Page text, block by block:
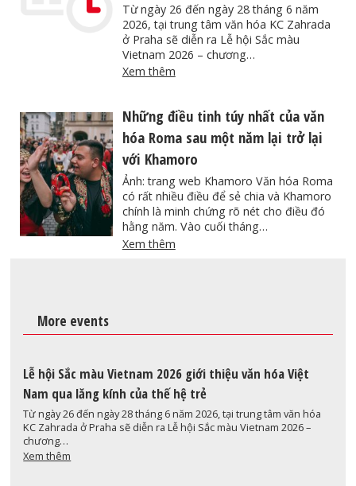
Từ ngày 26 đến ngày 28 tháng 6 năm
2026, tại trung tâm văn hóa KC Zahrada
ở Praha sẽ diễn ra Lễ hội Sắc màu
Vietnam 2026 – chương…
Xem thêm
Những điều tinh túy nhất của văn
hóa Roma sau một năm lại trở lại
với Khamoro
Ảnh: trang web Khamoro Văn hóa Roma
có rất nhiều điều để sẻ chia và Khamoro
chính là minh chứng rõ nét cho điều đó
hằng năm. Vào cuối tháng…
Xem thêm
More events
Lễ hội Sắc màu Vietnam 2026 giới thiệu văn hóa Việt
Nam qua lăng kính của thế hệ trẻ
Từ ngày 26 đến ngày 28 tháng 6 năm 2026, tại trung tâm văn hóa
KC Zahrada ở Praha sẽ diễn ra Lễ hội Sắc màu Vietnam 2026 –
chương…
Xem thêm